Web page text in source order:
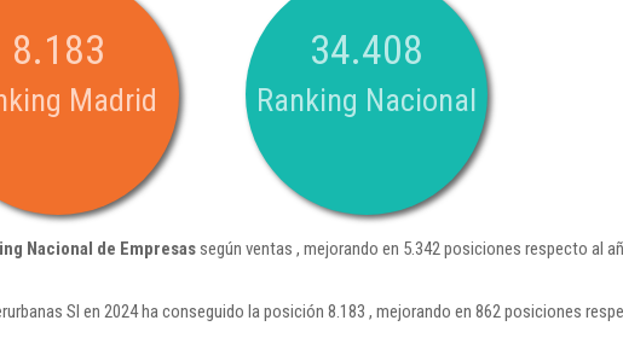
8.183
Madrid
34.408
Ranking Nacional
Nacional de Empresassegún ventas , mejorando en 5.342 posiciones respecto al
Sl en 2024 ha conseguido la posición 8.183 , mejorando en 862 posiciones